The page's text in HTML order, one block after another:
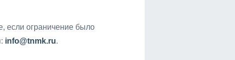
если ограничение было
info@tnmk.ru.